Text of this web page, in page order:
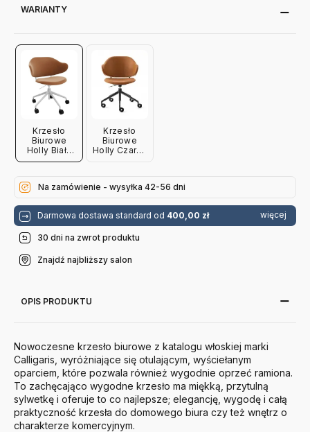
WARIANTY
Krzesło
Biurowe
Holly Biała
Podstawa
Krzesło
Biurowe
Holly Czarna
Na zamówienie - wysyłka 42-56 dni
Darmowa dostawa standard od 400,00 zł więcej
30 dni na zwrot produktu
Znajdź najbliższy salon
OPIS PRODUKTU
Nowoczesne krzesło biurowe z katalogu włoskiej marki
Calligaris, wyróżniające się otulającym, wyściełanym
oparciem, które pozwala również wygodnie oprzeć ramiona.
To zachęcająco wygodne krzesło ma miękką, przytulną
sylwetkę i oferuje to co najlepsze; elegancję, wygodę i całą
praktyczność krzesła do domowego biura czy też wnętrz o
charakterze komercyjnym.